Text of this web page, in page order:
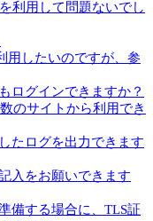
利用して問題ないでし
用したいのですが、参
ログインできますか？
のサイトから利用でき
たログを出力できます
入をお願いできます
備する場合に、TLS証